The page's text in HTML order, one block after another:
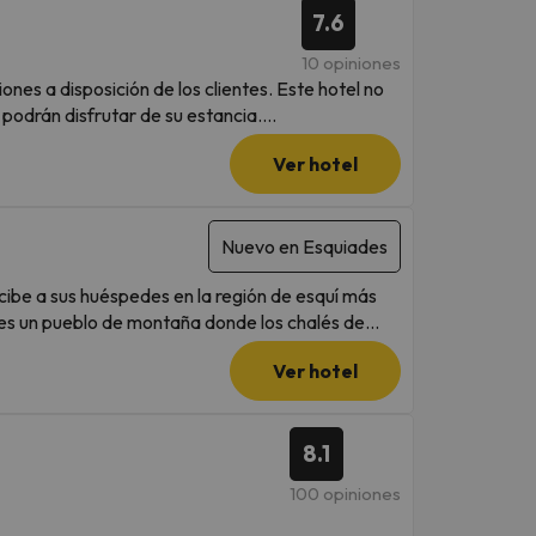
7.6
10 opiniones
a disposición de los clientes. Este hotel no
disfrutar de su estancia.
Ver hotel
Nuevo en Esquiades
a sus huéspedes en la región de esquí más
un pueblo de montaña donde los chalés de
relajación y bienestar: Courchevel cumple
del hotel. El aeropuerto de Lyon-Saint
a 186 km y 190 km
en 2009, el establecimiento cuenta
sala de juegos y restaurante. Por un
servicio de lavandería y garaje. Las
Ver hotel
8.1
100 opiniones